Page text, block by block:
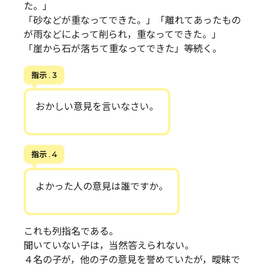
た。」
「砂などが重なってできた。」「離れてあったもの
が雨などによって削られ，重なってできた。」
「崖から石が落ちて重なってできた」等続く。
指示 . 3
おかしい意見を言いなさい。
指示 . 4
よかった人の意見は誰ですか。
これも列指名である。
聞いていない子は，当然答えられない。
４名の子が，他の子の意見を誉めていたが，曖昧で